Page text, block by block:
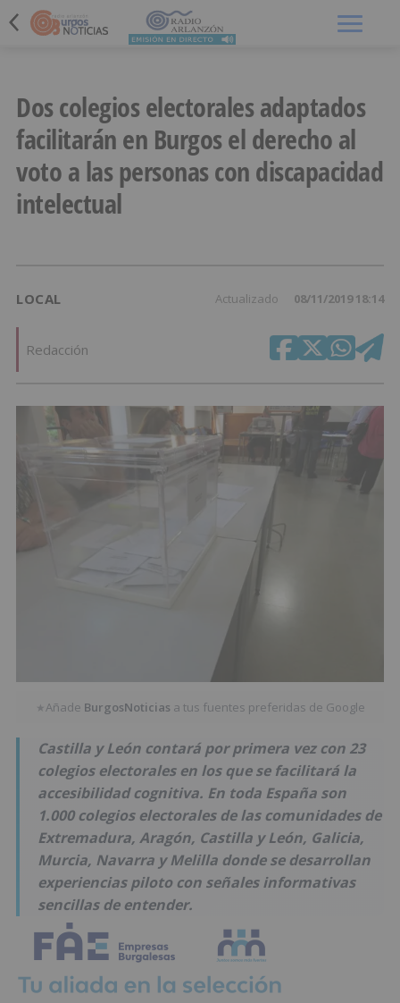
Dos colegios electorales adaptados
facilitarán en Burgos el derecho al
voto a las personas con discapacidad
intelectual
LOCAL Actualizado 08/11/2019 18:14
Redacción
★Añade BurgosNoticias a tus fuentes preferidas de Google
Castilla y León contará por primera vez con 23
colegios electorales en los que se facilitará la
accesibilidad cognitiva. En toda España son
1.000 colegios electorales de las comunidades de
Extremadura, Aragón, Castilla y León, Galicia,
Murcia, Navarra y Melilla donde se desarrollan
experiencias piloto con señales informativas
sencillas de entender.